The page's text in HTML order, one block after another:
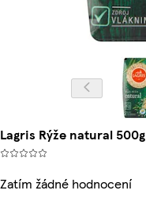
Lagris Rýže natural 500g
Zatím žádné hodnocení